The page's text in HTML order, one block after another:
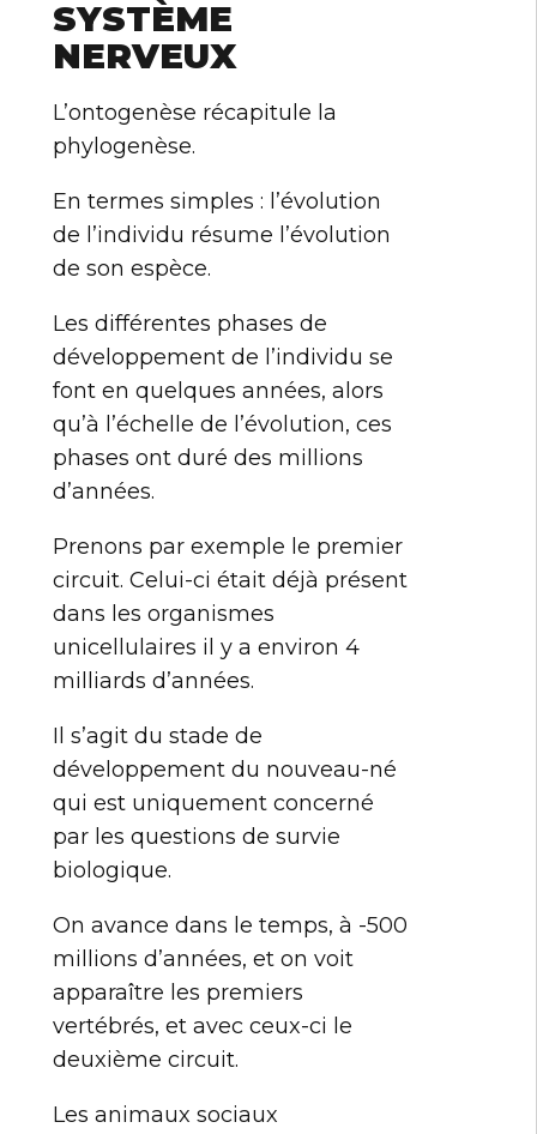
SYSTÈME
NERVEUX
L’ontogenèse récapitule la
phylogenèse.
En termes simples : l’évolution
de l’individu résume l’évolution
de son espèce.
Les différentes phases de
développement de l’individu se
font en quelques années, alors
qu’à l’échelle de l’évolution, ces
phases ont duré des millions
d’années.
Prenons par exemple le premier
circuit. Celui-ci était déjà présent
dans les organismes
unicellulaires il y a environ 4
milliards d’années.
Il s’agit du stade de
développement du nouveau-né
qui est uniquement concerné
par les questions de survie
biologique.
On avance dans le temps, à -500
millions d’années, et on voit
apparaître les premiers
vertébrés, et avec ceux-ci le
deuxième circuit.
Les animaux sociaux